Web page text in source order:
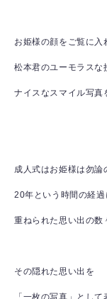
お姫様の顔をご覧に入
松本君のユーモラスな
ナイスなスマイル写
成人式はお姫様は勿論
20年という時間の経過
重ねられた思い出の数
その隠れた思い出を
「一枚の写真」とし